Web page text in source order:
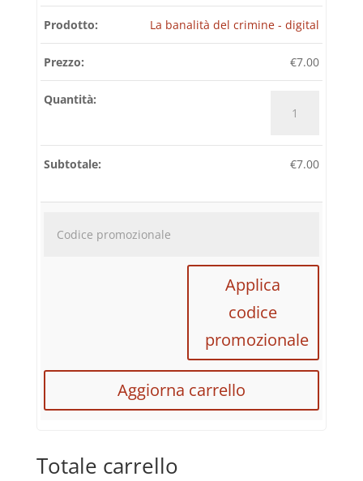
La banalità del crimine - digital
€7.00
banalità
crimine
quantità
€7.00
Applica
codice
promozionale
Aggiorna carrello
Totale carrello